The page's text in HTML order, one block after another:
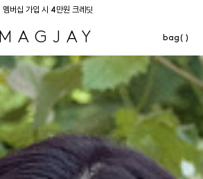
멤버십 가입 시 4만원 크레딧
MAGJAY bag( )